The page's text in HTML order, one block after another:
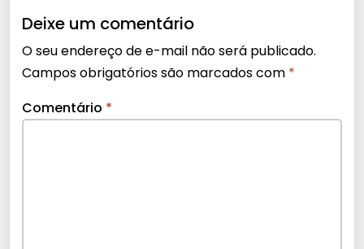
Deixe um comentário
O seu endereço de e-mail não será publicado.
Campos obrigatórios são marcados com *
Comentário *